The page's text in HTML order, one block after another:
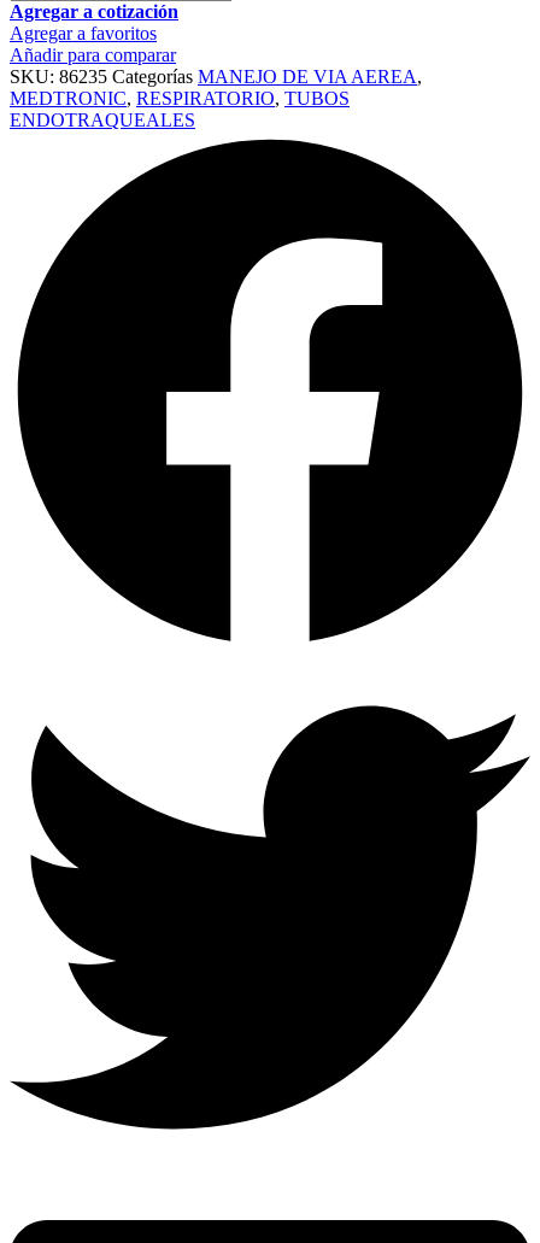
Agregar a cotización
Agregar a favoritos
Añadir para comparar
SKU: 86235 Categorías MANEJO DE VIA AEREA,
MEDTRONIC, RESPIRATORIO, TUBOS
ENDOTRAQUEALES